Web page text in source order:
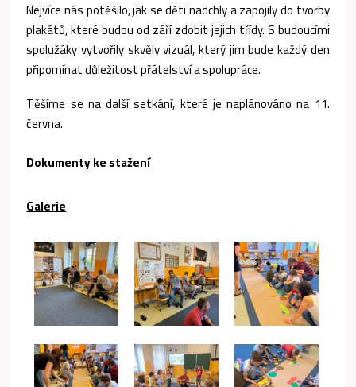
Nejvíce nás potěšilo, jak se děti nadchly a zapojily do tvorby
plakátů, které budou od září zdobit jejich třídy. S budoucími
spolužáky vytvořily skvěly vizuál, který jim bude každý den
připomínat důležitost přátelství a spolupráce.
Těšíme se na další setkání, které je naplánováno na 11.
června.
Dokumenty ke stažení
Galerie